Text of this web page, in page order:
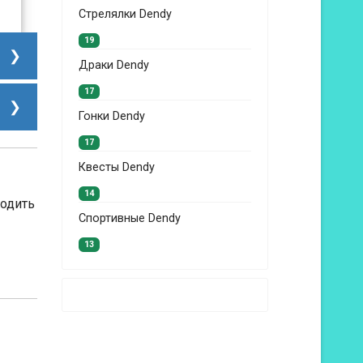
Стрелялки Dendy
19
Драки Dendy
17
Гонки Dendy
17
Квесты Dendy
14
Спортивные Dendy
13